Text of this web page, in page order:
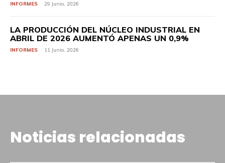
INFORMES 29 Junio, 2026
LA PRODUCCIÓN DEL NÚCLEO INDUSTRIAL EN
ABRIL DE 2026 AUMENTÓ APENAS UN 0,9%
INFORMES 11 Junio, 2026
Noticias relacionadas